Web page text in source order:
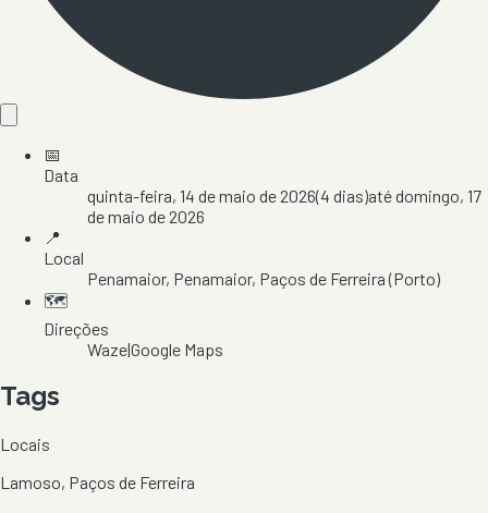
📅
Data
quinta-feira, 14 de maio de 2026(4 dias)atédomingo, 17
de maio de 2026
📍
Local
Penamaior, Penamaior, Paços de Ferreira(Porto)
🗺️
Direções
Waze|Google Maps
Tags
Locais
Lamoso, Paços de Ferreira